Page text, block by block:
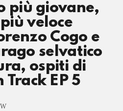
più giovane,
veloce
Cogo e
selvatico
ospiti di
Track EP 5